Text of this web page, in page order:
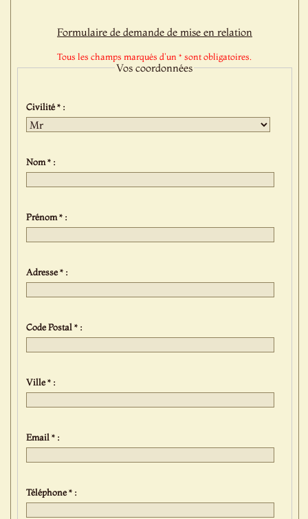
Formulaire de demande de mise en relation
Tous les champs marqués d'un * sont obligatoires.
Vos coordonnées
Civilité * :
Nom * :
Prénom * :
Adresse * :
Code Postal * :
Ville * :
Email * :
Téléphone * :